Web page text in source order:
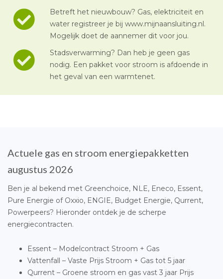
Betreft het nieuwbouw? Gas, elektriciteit en
water registreer je bij www.mijnaansluiting.nl.
Mogelijk doet de aannemer dit voor jou.
Stadsverwarming? Dan heb je geen gas
nodig. Een pakket voor stroom is afdoende in
het geval van een warmtenet.
Actuele gas en stroom energiepakketten
augustus 2026
Ben je al bekend met Greenchoice, NLE, Eneco, Essent,
Pure Energie of Oxxio, ENGIE, Budget Energie, Qurrent,
Powerpeers? Hieronder ontdek je de scherpe
energiecontracten.
Essent – Modelcontract Stroom + Gas
Vattenfall – Vaste Prijs Stroom + Gas tot 5 jaar
Qurrent – Groene stroom en gas vast 3 jaar Prijs